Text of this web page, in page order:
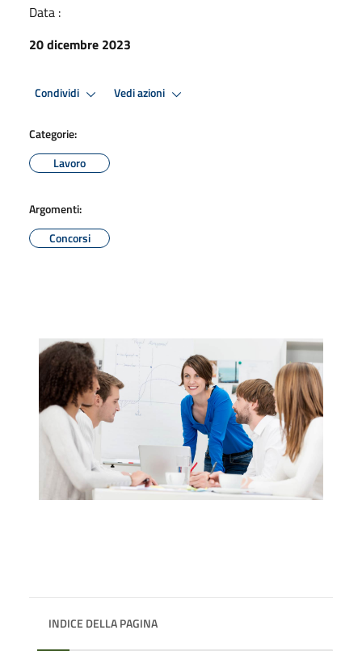
Data :
20 dicembre 2023
Condividi Vedi azioni
Categorie:
Lavoro
Argomenti:
Concorsi
INDICE DELLA PAGINA